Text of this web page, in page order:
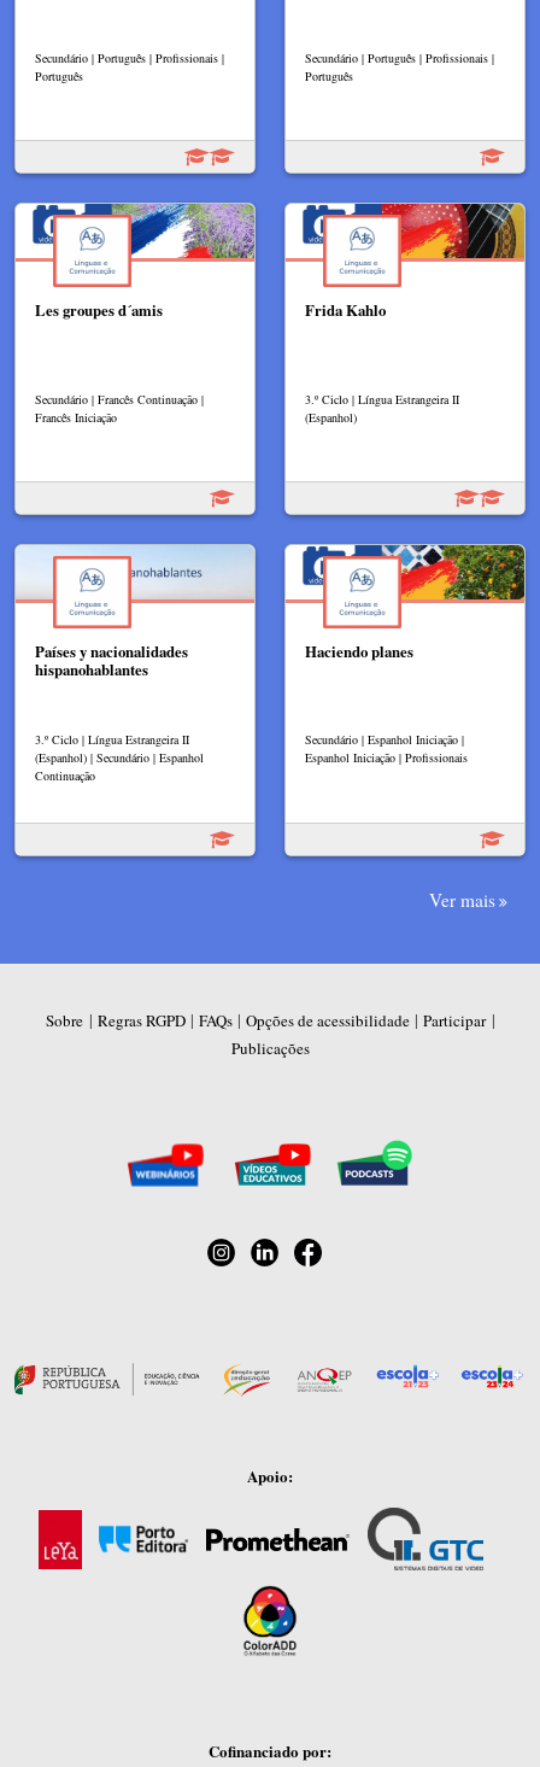
Secundário | Português | Profissionais |
Português
Secundário | Português | Profissionais |
Português
Les groupes d´amis
Secundário | Francês Continuação |
Francês Iniciação
Frida Kahlo
3.º Ciclo | Língua Estrangeira II
(Espanhol)
Países y nacionalidades
hispanohablantes
3.º Ciclo | Língua Estrangeira II
(Espanhol) | Secundário | Espanhol
Continuação
Haciendo planes
Secundário | Espanhol Iniciação |
Espanhol Iniciação | Profissionais
Ver mais
Sobre | Regras RGPD| FAQs| Opções de acessibilidade| Participar|
Publicações
Apoio:
Cofinanciado por: